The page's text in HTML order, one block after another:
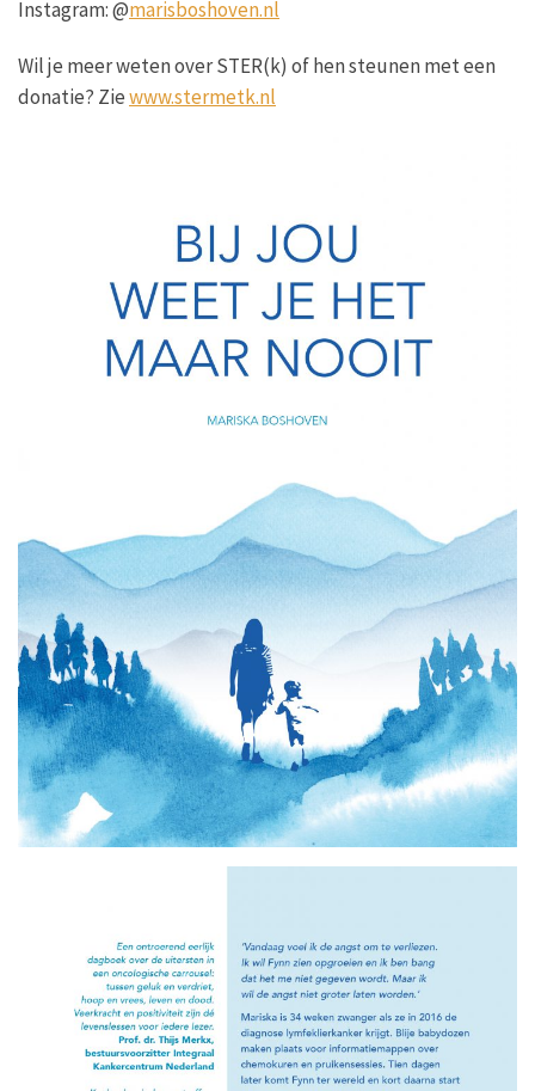
Instagram: @marisboshoven.nl
Wil je meer weten over STER(k) of hen steunen met een
donatie? Ziewww.stermetk.nl